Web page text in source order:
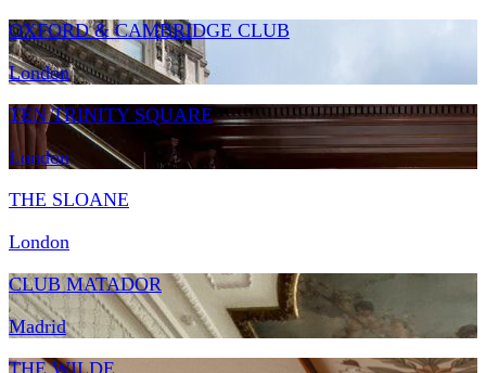
OXFORD & CAMBRIDGE CLUB
London
TEN TRINITY SQUARE
London
THE SLOANE
London
CLUB MATADOR
Madrid
THE WILDE